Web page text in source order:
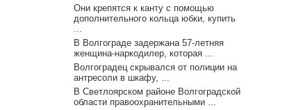
Они крепятся к канту с помощью
дополнительного кольца юбки, купить
...
В Волгограде задержана 57-летняя
женщина-наркодилер, которая ...
Волгоградец скрывался от полиции на
антресоли в шкафу, ...
В Светлоярском районе Волгоградской
области правоохранительными ...